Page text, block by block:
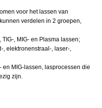
voor het lassen van
verdelen in 2 groepen,
, MIG- en Plasma lassen;
, elektronenstraal-, laser-,
en MIG-lassen, lasprocessen die
zijn.